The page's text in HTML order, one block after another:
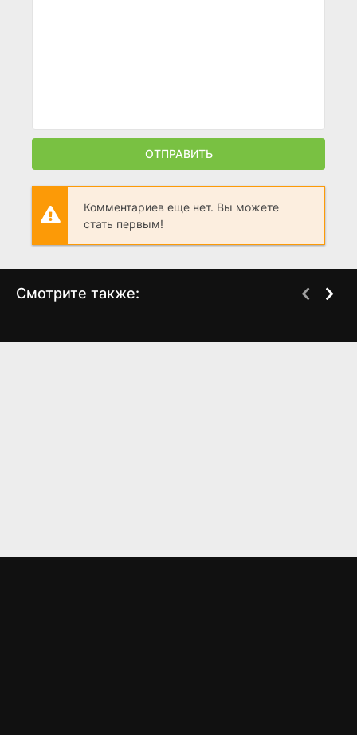
ОТПРАВИТЬ
Комментариев еще нет. Вы можете
стать первым!
Смотрите также: